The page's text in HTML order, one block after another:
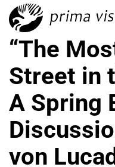
“The
Street in
A Spring
von